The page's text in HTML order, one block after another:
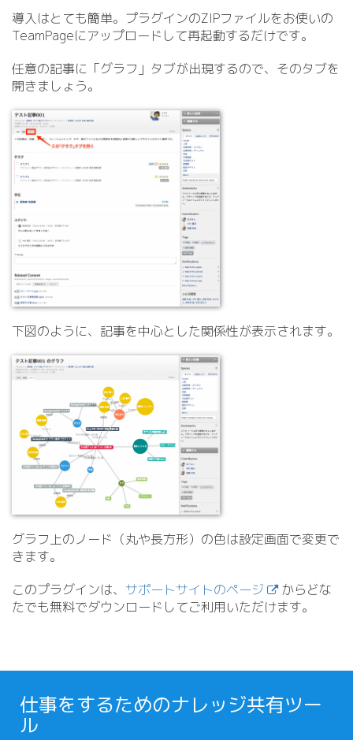
導入はとても簡単。プラグインのZIPファイルをお使いの
TeamPageにアップロードして再起動するだけです。
任意の記事に「グラフ」タブが出現するので、そのタブを
開きましょう。
下図のように、記事を中心とした関係性が表示されます。
グラフ上のノード（丸や長方形）の色は設定画面で変更で
きます。
このプラグインは、 サポートサイトのページ
からどな
たでも無料でダウンロードしてご利用いただけます。
仕事をするためのナレッジ共有ツー
ル